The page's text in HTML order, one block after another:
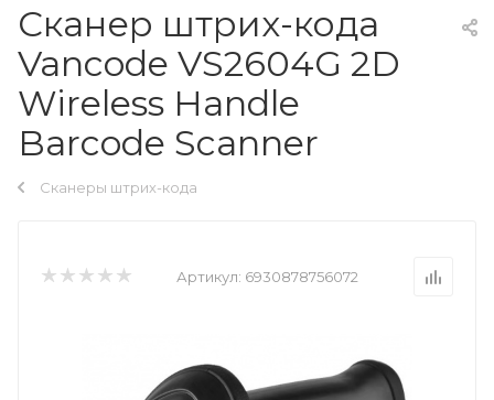
Сканер штрих-кода
Vancode VS2604G 2D
Wireless Handle
Barcode Scanner
Сканеры штрих-кода
Артикул: 6930878756072